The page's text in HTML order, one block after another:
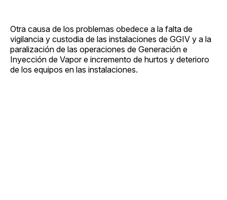
Otra causa de los problemas obedece a la falta de
vigilancia y custodia de las instalaciones de GGIV y a la
paralización de las operaciones de Generación e
Inyección de Vapor e incremento de hurtos y deterioro
de los equipos en las instalaciones.